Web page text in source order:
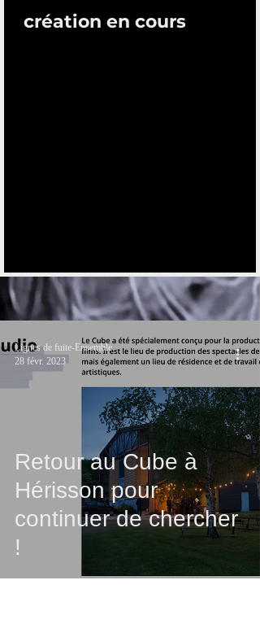
création en cours
Retour au Cube à
Hérisson pour
continuer de chercher
!
Lignes de fuite-Ensemble
28 févr. 2023